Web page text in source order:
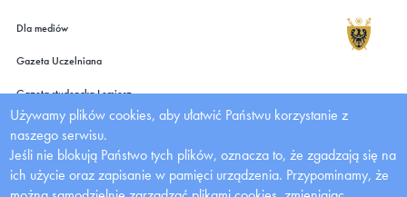
Dla mediów
Gazeta Uczelniana
Gazeta studencka Lemiesz
Wydawnictwo UMW
Deklaracja dostępności
Zadania Dofinansowane z Budżetu Państwa
Używamy plików cookies, aby ułatwić Państwu korzystanie z
naszego serwisu.
Jeśli nie blokują Państwo tych plików, oznacza to, że zgadzają się na
ich użycie oraz zapisanie w pamięci urządzenia. Przypominamy, że